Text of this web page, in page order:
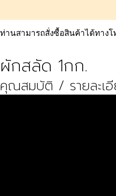
ท่านสามารถสั่งซื้อสินค้าได้ทางโ
ผักสลัด 1กก.
คุณสมบัติ / รายละเ